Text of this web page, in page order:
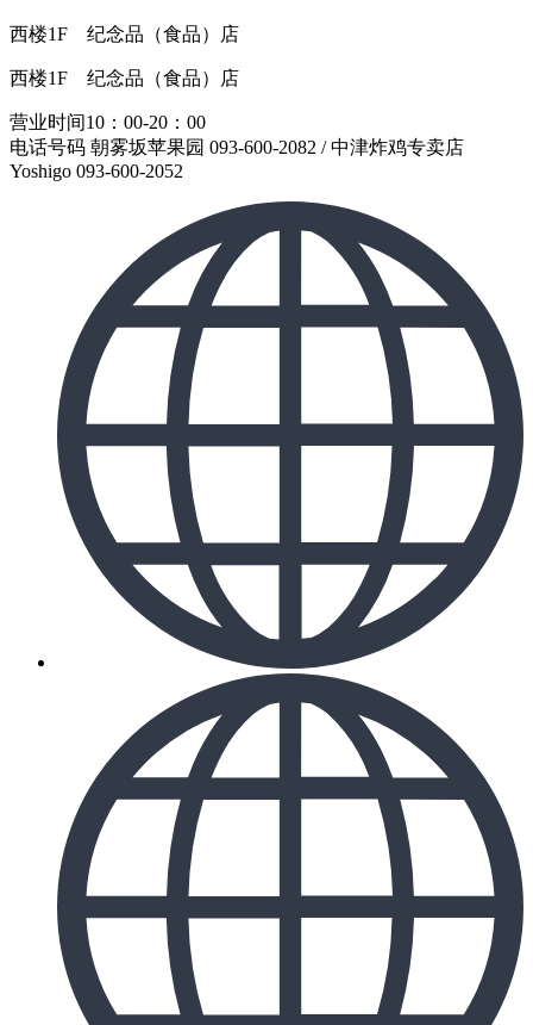
西楼1F 纪念品（食品）店
西楼1F 纪念品（食品）店
营业时间10：00-20：00
电话号码 朝雾坂苹果园 093-600-2082 / 中津炸鸡专卖店
Yoshigo 093-600-2052